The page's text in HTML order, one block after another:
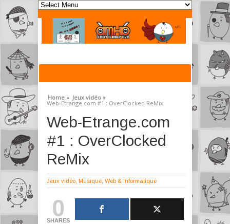
Home » Jeux vidéo »
Web-Etrange.com #1 : OverClocked ReMix
Web-Etrange.com
#1 : OverClocked
ReMix
Jeux vidéo Musique Web & Informatique
0
SHARES